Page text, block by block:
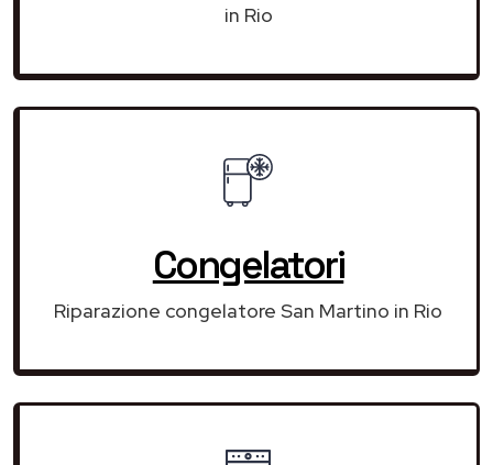
in Rio
Congelatori
Riparazione congelatore San Martino in Rio